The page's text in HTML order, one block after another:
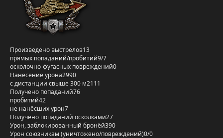
Произведено выстрелов13
прямых попаданий/пробитий9/7
осколочно-фугасных повреждений0
Нанесение урона2990
с дистанции свыше 300 м2111
Получено попаданий76
пробитий42
не нанёсших урон7
Получено попаданий осколками27
Урон, заблокированный бронёй390
Урон союзникам (уничтожено/повреждений)0/0